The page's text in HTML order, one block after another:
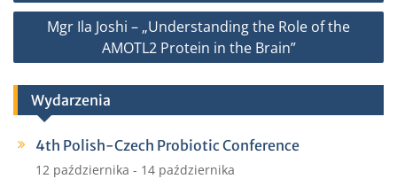
o
r
Mgr Ila Joshi – „Understanding the Role of the
AMOTL2 Protein in the Brain”
Wydarzenia
4th Polish-Czech Probiotic Conference
12 października - 14 października